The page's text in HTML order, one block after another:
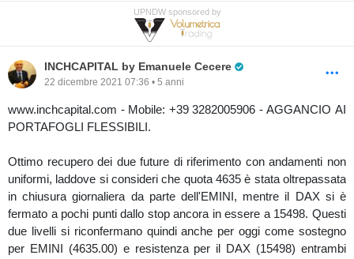
UPNDW sponsored by
INCHCAPITAL by Emanuele Cecere
22 dicembre 2021 07:36 • 5 anni
www.inchcapital.com - Mobile: +39 3282005906 - AGGANCIO AI
PORTAFOGLI FLESSIBILI.
Ottimo recupero dei due future di riferimento con andamenti non
uniformi, laddove si consideri che quota 4635 è stata oltrepassata
in chiusura giornaliera da parte dell'EMINI, mentre il DAX si è
fermato a pochi punti dallo stop ancora in essere a 15498. Questi
due livelli si riconfermano quindi anche per oggi come sostegno
per EMINI (4635.00) e resistenza per il DAX (15498) entrambi